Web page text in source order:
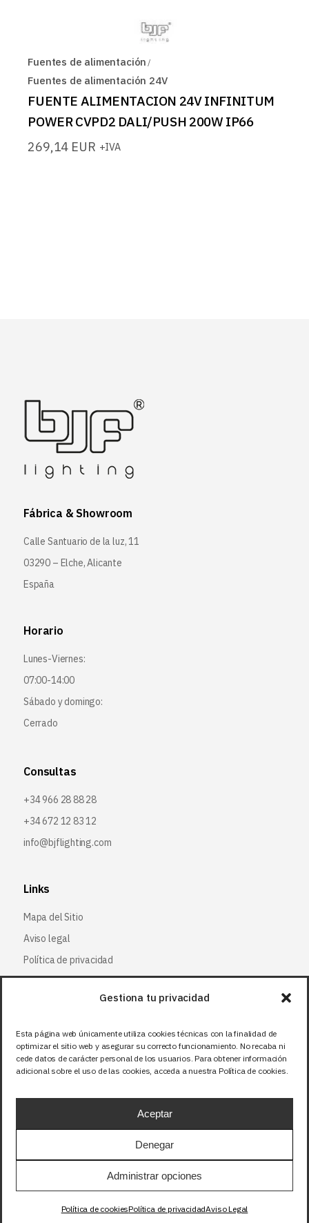
Gestiona tu privacidad
Esta página web únicamente utiliza cookies técnicas con la finalidad de
optimizar el sitio web y asegurar su correcto funcionamiento. No recaba ni
cede datos de carácter personal de los usuarios. Para obtener información
adicional sobre el uso de las cookies, acceda a nuestra Política de cookies.
Aceptar
Denegar
Administrar opciones
Política de cookiesPolítica de privacidadAviso Legal
Fuentes de alimentación
Fuentes de alimentación 24V
FUENTE ALIMENTACION 24V INFINITUM
POWER CVPD2 DALI/PUSH 200W IP66
269,14 EUR +IVA
Fábrica & Showroom
Calle Santuario de la luz, 11
03290 – Elche, Alicante
España
Horario
Lunes-Viernes:
07:00-14:00
Sábado y domingo:
Cerrado
Consultas
+34 966 28 88 28
+34 672 12 83 12
info@bjflighting.com
Links
Mapa del Sitio
Aviso legal
Política de privacidad
Política de cookies
Síguenos
Facebook
X (Twitter)
Instagram
Precios sin IVA (21%). Tasa RAEE incluida en
aquellos productos que corresponda.